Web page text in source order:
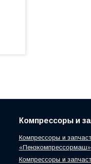
Компрессоры и
Компрессоры и
«Пензкомпрессормаш»
Компрессоры и